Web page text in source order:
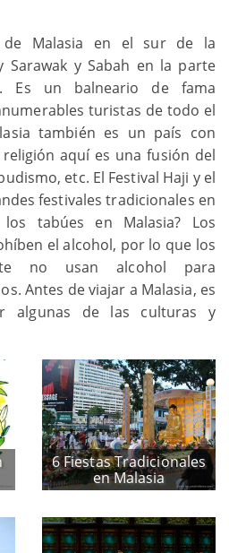
de Malasia en el sur de la
Sarawak y Sabah en la parte
Es un balneario de fama
turistas de todo el
también es un país con
aquí es una fusión del
etc. El Festival Haji y el
festivales tradicionales en
los tabúes en Malasia? Los
el alcohol, por lo que los
no usan alcohol para
Antes de viajar a Malasia, es
algunas de las culturas y
6 Fiestas Tradicionales
en Malasia